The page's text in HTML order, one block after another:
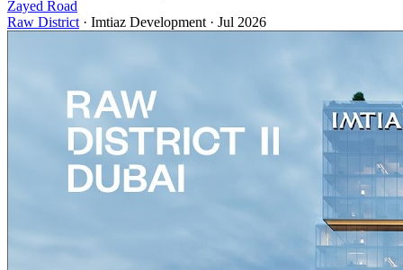
Zayed Road
Raw District · Imtiaz Development · Jul 2026